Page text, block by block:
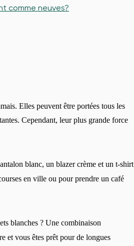
comme neuves?
Elles peuvent être portées tous les
Cependant, leur plus grande force
blanc, un blazer crème et un t-shirt
en ville ou pour prendre un café
blanches ? Une combinaison
et vous êtes prêt pour de longues